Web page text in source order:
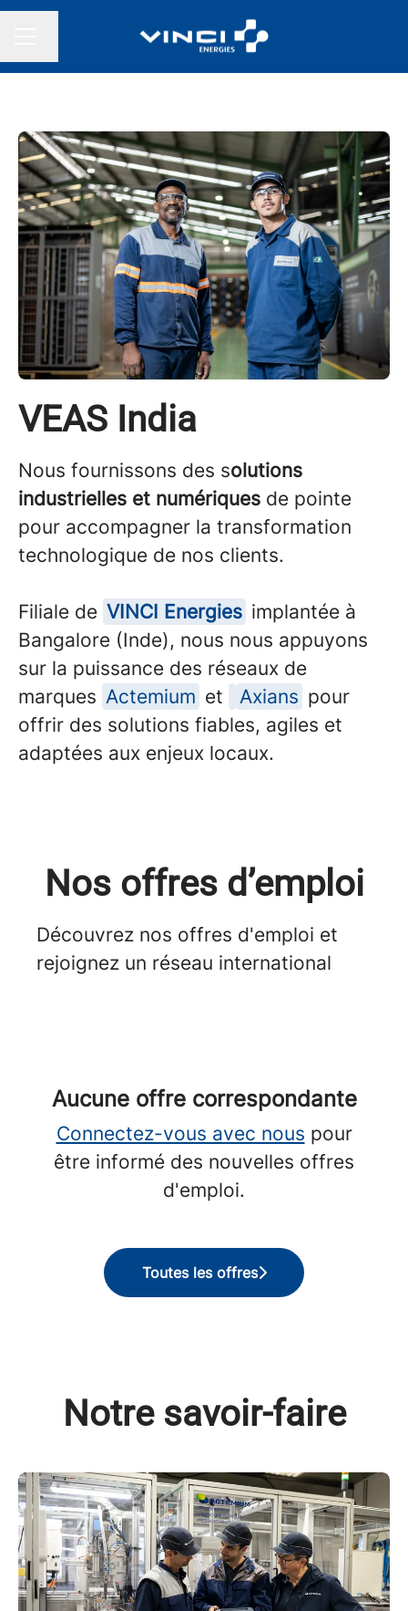
Changer la langue
VEAS India
Nous fournissons des solutions
industrielles et numériques de pointe
pour accompagner la transformation
technologique de nos clients.
Filiale de VINCI Energies implantée à
Bangalore (Inde), nous nous appuyons
sur la puissance des réseaux de
marques Actemium et Axians pour
offrir des solutions fiables, agiles et
adaptées aux enjeux locaux.
Nos offres d’emploi
Découvrez nos offres d'emploi et
rejoignez un réseau international
Aucune offre correspondante
Connectez-vous avec nous pour
être informé des nouvelles offres
d'emploi.
Toutes les offres
Notre savoir-faire